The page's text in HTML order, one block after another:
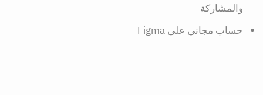
والمشاركة
حساب مجاني على Figma